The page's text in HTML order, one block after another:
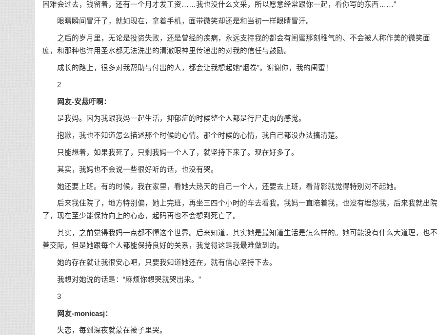
困难会过去，钱留着，还有一个月才发工资……我也没什么文采，所以愿意经常跟你一起，看你写的东西……”
眼睛瞬间冒汗了，就如现在，拿着手机，面带微笑却还是和当初一样眼睛冒汗。
之后的岁月里，无论是投资失败，还是曾经的疾病，永远支持我的都会有闺蜜那刻稚气的、不会被人称作美的微笑面
庞，和那种也许用圣水都无法洗出的清澈眼神里传递出的对我的信任与鼓励。
成长的路上，很多对我帮助与付出的人，都会让我想起她“烟卷”。谢谢你，我的闺蜜！
2
网友-安悬吁啊：
是我妈。因为我跟我妈一起生活，抑郁症的时候整个人都是行尸走肉的感觉。
抱歉，我也不知道怎么描述那个时候的心情。那个时候的心情，我自己都没办法搞清楚。
只能想着，如果我死了，只剩我妈一个人了，就坚持下来了。现在好多了。
其实，我妈也不会说一些很好听的话，也没有哭。
她还要上班。有的时候，我在家里，看她大热天的自己一个人，还要去上班，看背影就觉得特别对不起她。
后来我住院了，地方特别偏，她上完班，再坐三四个小时的车去看我。我妈一直陪着我，也没有埋怨我，后来我就出院
了，现在至少能保持向上的心态，起码再也不会想到死亡了。
其实，之前觉得我妈一点都不懂这个世界。后来知道，其实她是最知道生活是怎么样的。她可能没有什么大道理，也不
善交际，但是她跟每个人都能保持良好的关系，我觉得这是我最难做到的。
她的存在就让我很安心吧，只要我知道她还在，就有信心坚持下去。
我想对她说的话是：“麻烦你想哭就哭出来。”
3
网友-monicasj：
失恋，每到深夜就蒙在被子里哭。